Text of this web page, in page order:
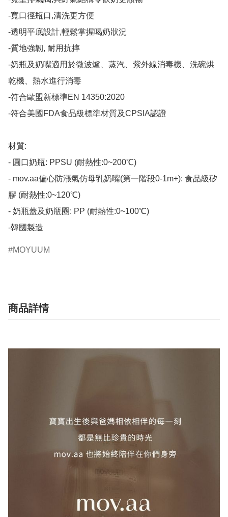
-寬口徑瓶口,清洗更方便
-透明平底設計,輕鬆掌握喝奶狀況
-質地強韌, 耐用抗摔
-奶瓶及奶嘴適用於微波爐、蒸汽、紫外線消毒機、洗碗烘
乾機、熱水進行消毒
-符合歐盟新標準EN 14350:2020
-符合美國FDA食品級標準材質及CPSIA認證
材質:
- 圓口奶瓶: PPSU (耐熱性:0~200℃)
- mov.aa偏心防漲氣仿母乳奶嘴(第一階段0-1m+): 食品級矽
膠 (耐熱性:0~120℃)
- 奶瓶蓋及奶瓶圈: PP (耐熱性:0~100℃)
-韓國製造​
MOYUUM
商品詳情